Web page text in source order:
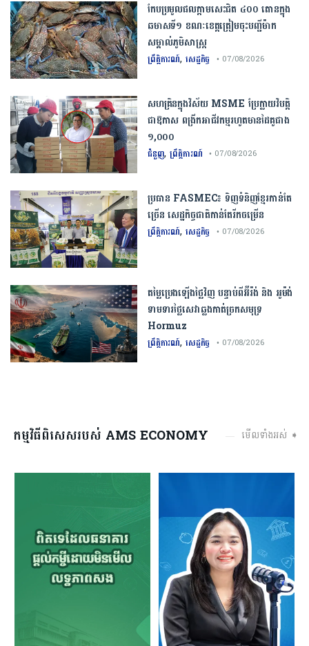
កែប​ប្រមូល​ផល​ក្តាម​សេះ​ជិត​ ​៤០០ ​តោន​ក្នុង​
ឆមាស​ទី​១​ ​ខណៈ​ខេត្ត​ត្រៀម​ចុះបញ្ជី​ម៉ាក​
សម្គាល់​ភូមិសាស្ត្រ​
ព្រឹត្តិការណ៍, សេដ្ឋកិច្ច • 07/08/2026
សហគ្រិនក្នុងវិស័យ MSME ប្រែក្លាយវិបត្តិ
ជាឱកាស ពង្រីកអាជីវកម្មរហូតមានដៃគូជាង
១,០០០
ជំនួញ,ព្រឹត្តិការណ៍ • 07/08/2026
ប្រធាន​​ ​FASMEC​៖​ ​ទិញ​ទំនិញ​ខ្មែរ​កាន់តែ​
ច្រើន​ ​សេដ្ឋកិច្ច​ជាតិ​កាន់តែ​រីកចម្រើន​
ព្រឹត្តិការណ៍, សេដ្ឋកិច្ច • 07/08/2026
តម្លៃប្រេងឡើងថ្លៃវិញ បន្ទាប់ពីអ៊ីរ៉ង់ និង អូម៉ង់
ទាមទារថ្លៃសេវាឆ្លងកាត់ច្រកសមុទ្រ
Hormuz
ព្រឹត្តិការណ៍, សេដ្ឋកិច្ច • 07/08/2026
កម្មវិធីពិសេសរបស់ AMS ECONOMY មើលទាំងអស់ ➧